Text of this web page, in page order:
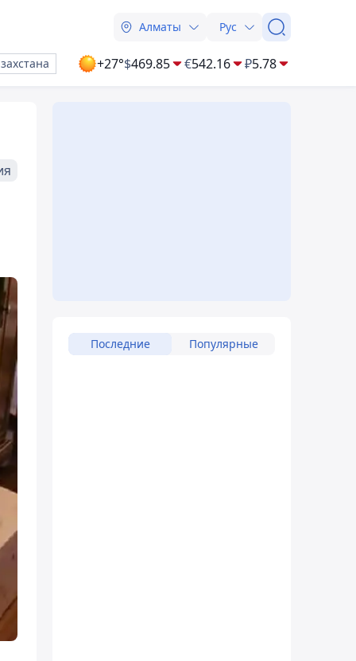
Алматы Рус
+27°$469.85 €542.16 ₽5.78
Последние Популярные